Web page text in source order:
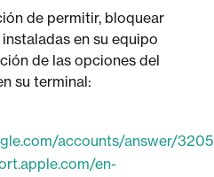
de permitir, bloquear
en su equipo
de las opciones del
su terminal:
accounts/answer/
en-